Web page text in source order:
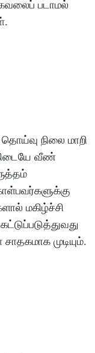
படாமல்
.
தொய்வு நிலை மாறி
வீண்
மகிழ்ச்சி
கட்டுப்படுத்துவது
சாதகமாக முடியும்.